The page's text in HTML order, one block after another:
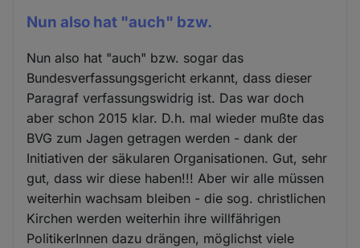
Nun also hat "auch" bzw.
Nun also hat "auch" bzw. sogar das
Bundesverfassungsgericht erkannt, dass dieser
Paragraf verfassungswidrig ist. Das war doch
aber schon 2015 klar. D.h. mal wieder mußte das
BVG zum Jagen getragen werden - dank der
Initiativen der säkularen Organisationen. Gut, sehr
gut, dass wir diese haben!!! Aber wir alle müssen
weiterhin wachsam bleiben - die sog. christlichen
Kirchen werden weiterhin ihre willfährigen
PolitikerInnen dazu drängen, möglichst viele